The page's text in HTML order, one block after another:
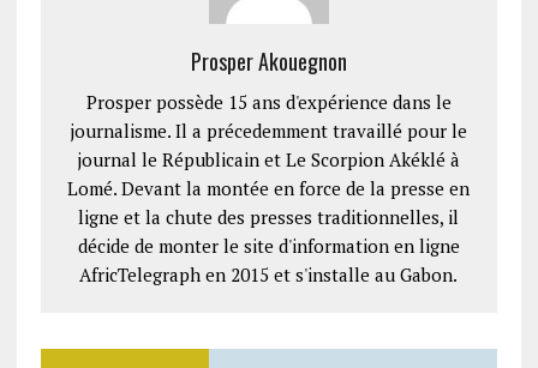
Prosper Akouegnon
Prosper possède 15 ans d'expérience dans le
journalisme. Il a précedemment travaillé pour le
journal le Républicain et Le Scorpion Akéklé à
Lomé. Devant la montée en force de la presse en
ligne et la chute des presses traditionnelles, il
décide de monter le site d'information en ligne
AfricTelegraph en 2015 et s'installe au Gabon.